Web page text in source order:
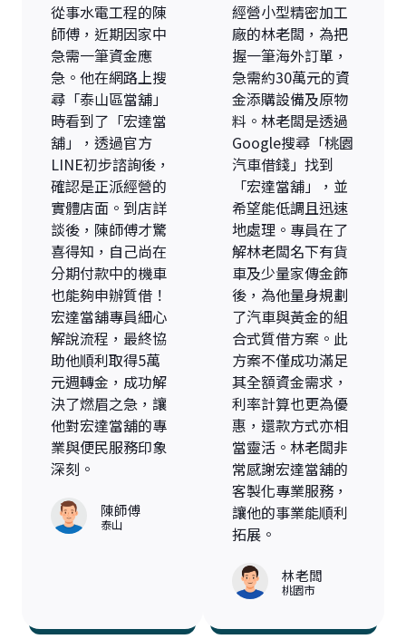
從事水電工程的陳
師傅，近期因家中
急需一筆資金應
急。他在網路上搜
尋「泰山區當舖」
時看到了「宏達當
舖」，透過官方
LINE初步諮詢後，
確認是正派經營的
實體店面。到店詳
談後，陳師傅才驚
喜得知，自己尚在
分期付款中的機車
也能夠申辦質借！
宏達當舖專員細心
解說流程，最終協
助他順利取得5萬
元週轉金，成功解
決了燃眉之急，讓
他對宏達當舖的專
業與便民服務印象
深刻。
陳師傅
泰山
經營小型精密加工
廠的林老闆，為把
握一筆海外訂單，
急需約30萬元的資
金添購設備及原物
料。林老闆是透過
Google搜尋「桃園
汽車借錢」找到
「宏達當舖」，並
希望能低調且迅速
地處理。專員在了
解林老闆名下有貨
車及少量家傳金飾
後，為他量身規劃
了汽車與黃金的組
合式質借方案。此
方案不僅成功滿足
其全額資金需求，
利率計算也更為優
惠，還款方式亦相
當靈活。林老闆非
常感謝宏達當舖的
客製化專業服務，
讓他的事業能順利
拓展。
林老闆
桃園市